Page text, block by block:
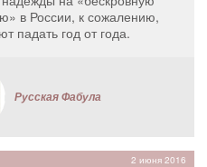
в России, к сожалению,
падать год от года.
Русская Фабула
2 июня 2016